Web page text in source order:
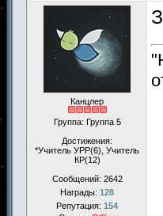
Канцлер
Группа: Группа 5
Достижения:
*Учитель УРР(6), Учитель
КР(12)
Сообщений: 2642
Награды: 128
Репутация: 154